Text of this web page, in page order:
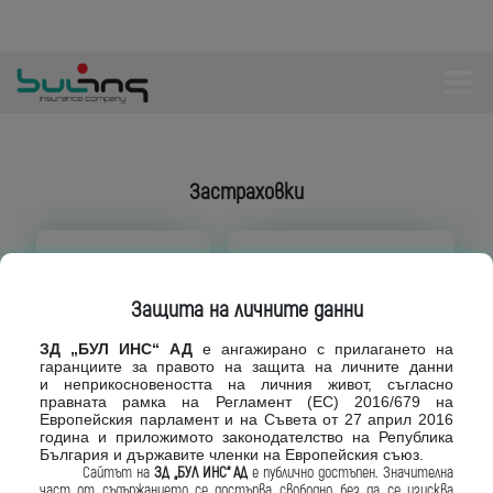
Застраховки
Имущество Автомобили
Защита на личните данни
ЗД „БУЛ ИНС“ АД е ангажирано с прилагането на
гаранциите за правото на защита на личните данни
и неприкосновеността на личния живот, съгласно
правната рамка на Регламент (ЕС) 2016/679 на
Европейския парламент и на Съвета от 27 април 2016
година и приложимото законодателство на Република
България и държавите членки на Европейския съюз.
Сайтът на ЗД „БУЛ ИНС“ АДе публично достъпен. Значителна